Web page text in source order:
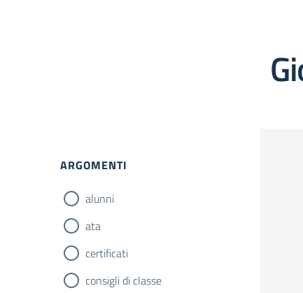
ARGOMENTI
alunni
ata
certificati
consigli di classe